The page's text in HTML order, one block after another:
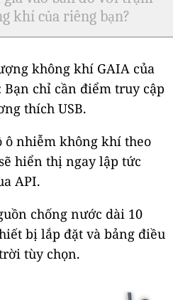
khí của riêng bạn?
không khí GAIA của
chỉ cần điểm truy cập
thích USB.
ô nhiễm không khí theo
hiển thị ngay lập tức
API.
chống nước dài 10
bị lắp đặt và bảng điều
tùy chọn.